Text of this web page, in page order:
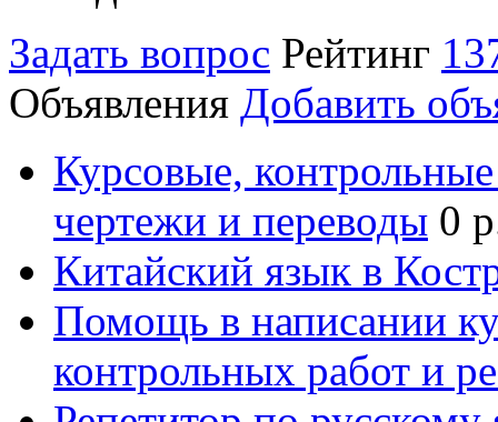
Задать вопрос Рейтинг
Объявления Добавить
Курсовые,
чертежи и переводы 0
Китайский язык в
Помощь в написании
контрольных работ и